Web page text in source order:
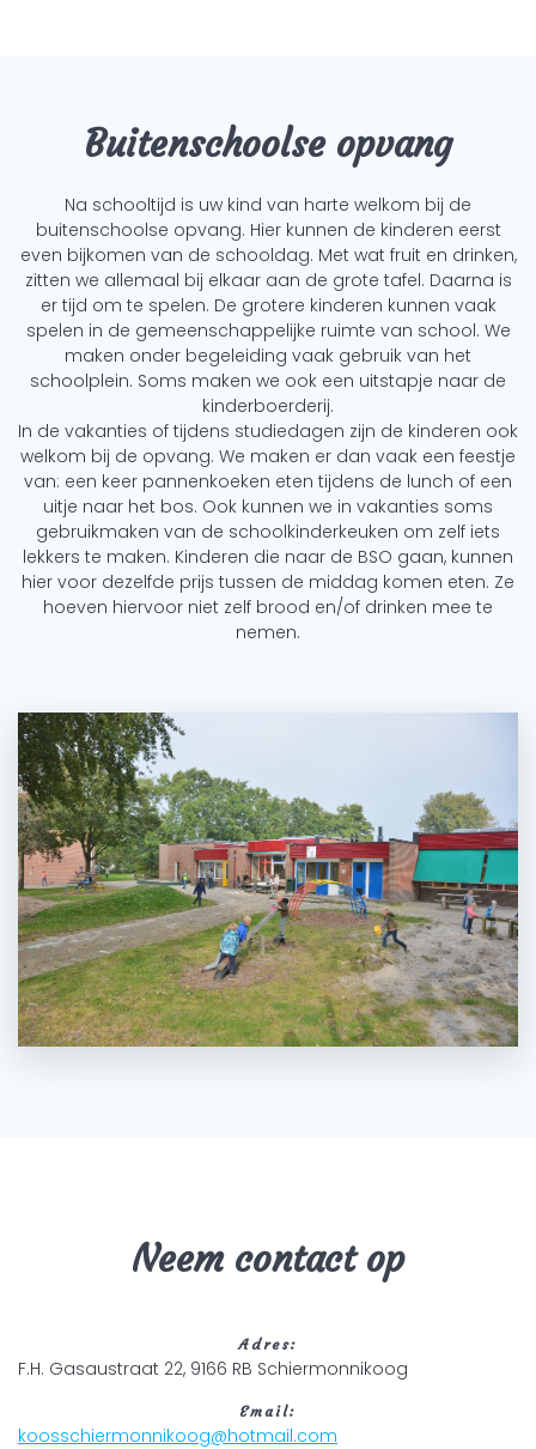
Buitenschoolse opvang
Na schooltijd is uw kind van harte welkom bij de
buitenschoolse opvang. Hier kunnen de kinderen eerst
even bijkomen van de schooldag. Met wat fruit en drinken,
zitten we allemaal bij elkaar aan de grote tafel. Daarna is
er tijd om te spelen. De grotere kinderen kunnen vaak
spelen in de gemeenschappelijke ruimte van school. We
maken onder begeleiding vaak gebruik van het
schoolplein. Soms maken we ook een uitstapje naar de
kinderboerderij.
In de vakanties of tijdens studiedagen zijn de kinderen ook
welkom bij de opvang. We maken er dan vaak een feestje
van: een keer pannenkoeken eten tijdens de lunch of een
uitje naar het bos. Ook kunnen we in vakanties soms
gebruikmaken van de schoolkinderkeuken om zelf iets
lekkers te maken. Kinderen die naar de BSO gaan, kunnen
hier voor dezelfde prijs tussen de middag komen eten. Ze
hoeven hiervoor niet zelf brood en/of drinken mee te
nemen.
Neem contact op
Adres:
F.H. Gasaustraat 22, 9166 RB Schiermonnikoog
Email:
koosschiermonnikoog@hotmail.com